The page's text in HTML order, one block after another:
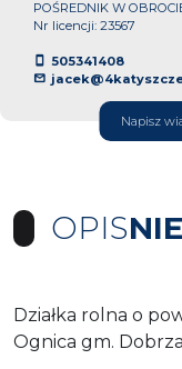
POŚREDNIK W
Nr licencji: 23567
505341408
Napisz
OPIS
Działka rolna o
Ognica gm.